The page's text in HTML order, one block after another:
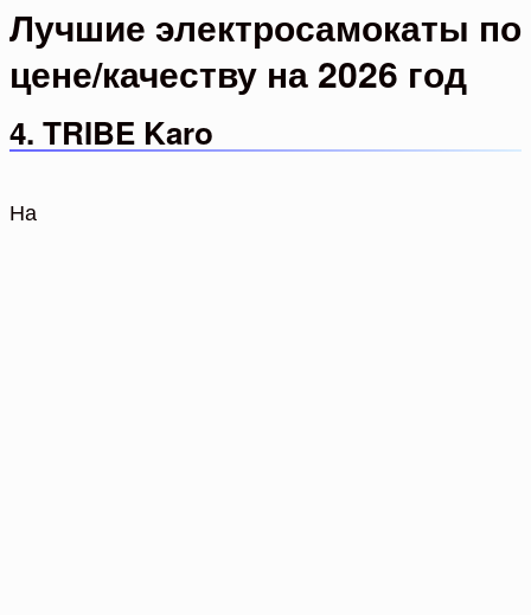
Лучшие электросамокаты по
цене/качеству на 2026 год
4. TRIBE Karo
На